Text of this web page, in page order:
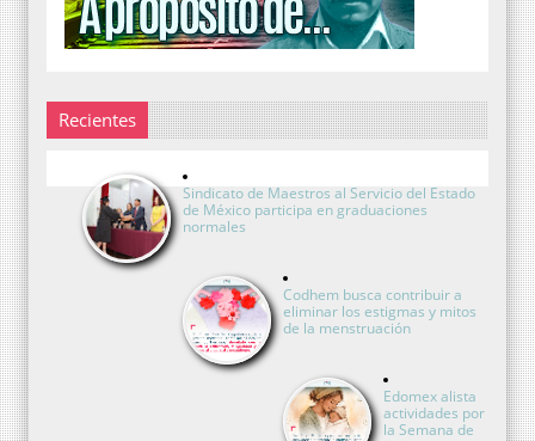
Recientes
Sindicato de Maestros al Servicio del Estado
de México participa en graduaciones
normales
Codhem busca contribuir a
eliminar los estigmas y mitos
de la menstruación
Edomex alista
actividades por
la Semana de